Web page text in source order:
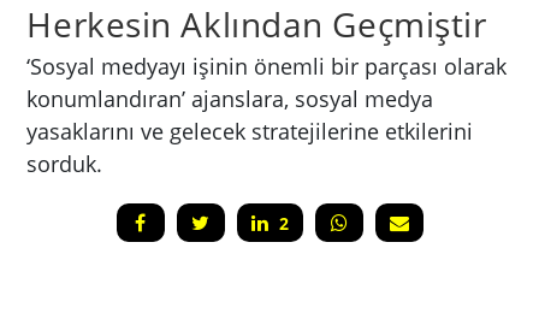
Herkesin Aklından Geçmiştir
‘Sosyal medyayı işinin önemli bir parçası olarak
konumlandıran’ ajanslara, sosyal medya
yasaklarını ve gelecek stratejilerine etkilerini
sorduk.
2